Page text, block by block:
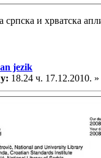
српска и хрватска
jezik
18.24 ч. 17.12.2010. »